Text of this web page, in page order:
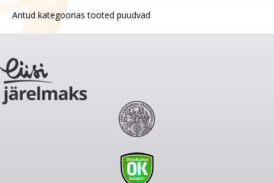
Antud kategoorias tooted puudvad